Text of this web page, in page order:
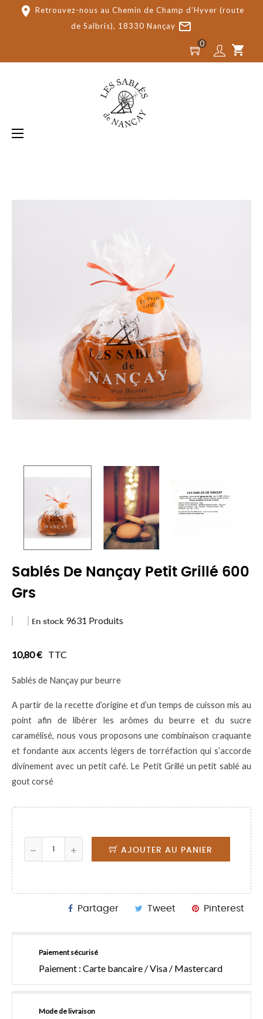
place Retrouvez-nous au Chemin de Champ d’Hyver (route
de Salbris), 18330 Nançay mail_outline
0 shopping_cart
Basculer
la
☰
Sablés De Nançay Petit Grillé 600
Grs
En stock 9631 Produits
10,80 € TTC
Sablés de Nançay pur beurre
A partir de la recette d’origine et d’un temps de cuisson mis au
point afin de libérer les arômes du beurre et du sucre
caramélisé, nous vous proposons une combinaison craquante
et fondante aux accents légers de torréfaction qui s’accorde
divinement avec un petit café. Le Petit Grillé un petit sablé au
gout corsé
AJOUTER AU PANIER
Partager Tweet Pinterest
Paiement sécurisé
Paiement : Carte bancaire / Visa / Mastercard
Mode de livraison